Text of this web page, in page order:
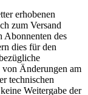
erhobenen
zum Versand
Abonnenten des
dies für den
Änderungen am
technischen
Weitergabe der